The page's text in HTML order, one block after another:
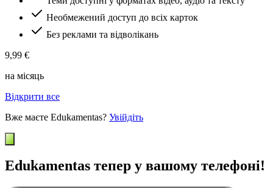
Необмежений доступ до всіх карток
Без реклами та відволікань
9,99 €
на місяць
Відкрити все
Вже маєте Edukamentas? Увійдіть
Edukamentas тепер у вашому телефоні!